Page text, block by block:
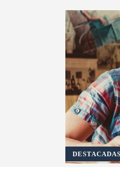
DESTACADAS